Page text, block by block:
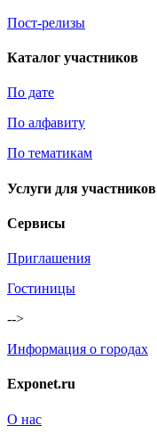
Пост-релизы
Каталог участников
По дате
По алфавиту
По тематикам
Услуги для участников
Сервисы
Приглашения
Гостиницы
-->
Информация о городах
Exponet.ru
О нас